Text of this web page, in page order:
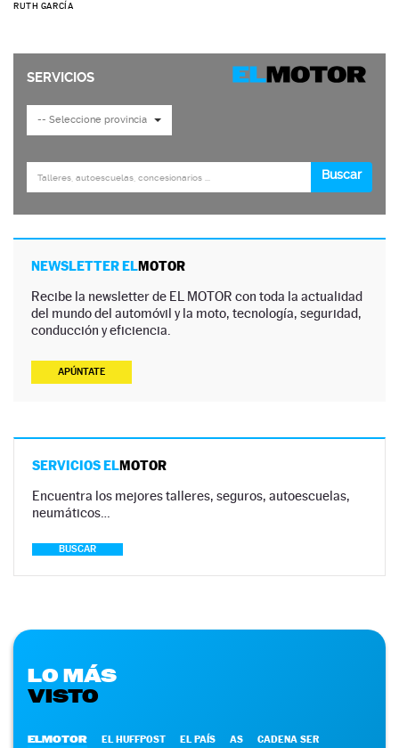
RUTH GARCÍA
NEWSLETTER ELMOTOR
Recibe la newsletter de EL MOTOR con toda la actualidad
del mundo del automóvil y la moto, tecnología, seguridad,
conducción y eficiencia.
APÚNTATE
SERVICIOS ELMOTOR
Encuentra los mejores talleres, seguros, autoescuelas,
neumáticos…
BUSCAR
LO MÁS
VISTO
ELMOTOR EL HUFFPOST EL PAÍS AS CADENA SER